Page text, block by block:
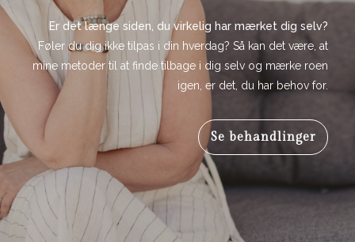
Er det længe siden, du virkelig har mærket dig selv?
Føler du dig ikke tilpas i din hverdag? Så kan det være, at
mine metoder til at finde tilbage i dig selv og mærke roen
igen, er det, du har behov for.
Se behandlinger